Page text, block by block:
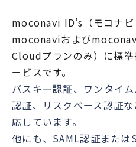
moconavi ID’s（モコナビ
moconaviおよび
Cloudプランのみ）に標
ービスです。
パスキー認証、ワンタイ
認証、リスクベース認証
応しています。
他にも、SAML認証また